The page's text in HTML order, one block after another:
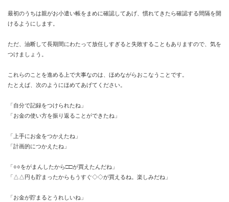
最初のうちは親がお小遣い帳をまめに確認してあげ、慣れてきたら確認する間隔を開
けるようにします。
ただ、油断して長期間にわたって放任しすぎると失敗することもありますので、気を
つけましょう。
これらのことを進める上で大事なのは、ほめながらおこなうことです。
たとえば、次のようにほめてあげてください。
「自分で記録をつけられたね」
「お金の使い方を振り返ることができたね」
「上手にお金をつかえたね」
「計画的につかえたね」
「○○をがまんしたから□□が買えたんだね」
「△△円も貯まったからもうすぐ◇◇が買えるね。楽しみだね」
「お金が貯まるとうれしいね」